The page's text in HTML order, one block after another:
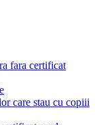
fara certificat
care stau cu copiii